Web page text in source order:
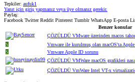
Tepkiler: aufuk1
Yanıt için giriş yapmanız veya üye olmanız gerekir.
Paylaş:
Facebook Twitter Reddit Pinterest Tumblr WhatsApp E-posta
Benzer konular
ÇÖZÜLDÜ VMware üzerinden macos
S
Vmware ile kurulmuş olan macOS'ta Apple
S
Vmware Apple ID sorunu
ÇÖZÜLDÜ VMWare macOS grafikleri
ÇÖZÜLDÜ VmWare Intel VT-x